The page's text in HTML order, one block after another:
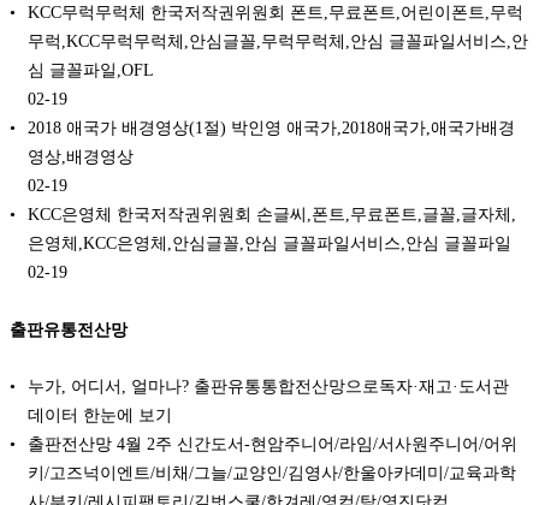
KCC무럭무럭체 한국저작권위원회 폰트,무료폰트,어린이폰트,무럭
무럭,KCC무럭무럭체,안심글꼴,무럭무럭체,안심 글꼴파일서비스,안
심 글꼴파일,OFL
02-19
2018 애국가 배경영상(1절) 박인영 애국가,2018애국가,애국가배경
영상,배경영상
02-19
KCC은영체 한국저작권위원회 손글씨,폰트,무료폰트,글꼴,글자체,
은영체,KCC은영체,안심글꼴,안심 글꼴파일서비스,안심 글꼴파일
02-19
출판유통전산망
누가, 어디서, 얼마나? 출판유통통합전산망으로독자·재고·도서관
데이터 한눈에 보기
출판전산망 4월 2주 신간도서-현암주니어/라임/서사원주니어/어위
키/고즈넉이엔트/비채/그늘/교양인/김영사/한울아카데미/교육과학